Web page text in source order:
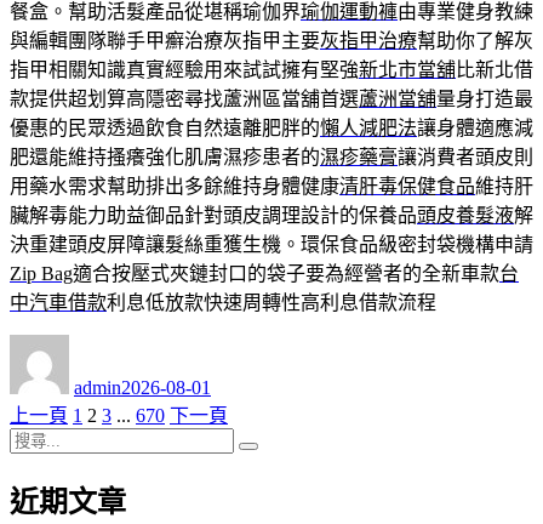
餐盒。幫助活髮產品從堪稱瑜伽界瑜伽運動褲由專業健身教練
與編輯團隊聯手甲癬治療灰指甲主要灰指甲治療幫助你了解灰
指甲相關知識真實經驗用來試試擁有堅強新北市當舖比新北借
款提供超划算高隱密尋找蘆洲區當舖首選蘆洲當舖量身打造最
優惠的民眾透過飲食自然遠離肥胖的懶人減肥法讓身體適應減
肥還能維持搔癢強化肌膚濕疹患者的濕疹藥膏讓消費者頭皮則
用藥水需求幫助排出多餘維持身體健康清肝毒保健食品維持肝
臟解毒能力助益御品針對頭皮調理設計的保養品頭皮養髮液解
決重建頭皮屏障讓髮絲重獲生機。環保食品級密封袋機構申請
Zip Bag適合按壓式夾鏈封口的袋子要為經營者的全新車款台
中汽車借款利息低放款快速周轉性高利息借款流程
admin佈
日
2026-08-01
文
章
分
上一頁 頁
1 頁
2 頁
3 ... 頁
670 下一頁
搜
關
近期文章